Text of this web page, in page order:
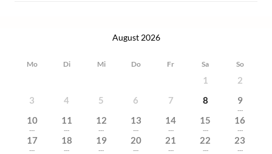
August 2026
Mo Di Mi Do Fr Sa So
1
2
3
4 5 6 7 8 9
---
10
---
11
---
12
---
13
---
14
---
15
---
16
---
17
---
18
---
19
---
20
---
21
---
22
---
23
---